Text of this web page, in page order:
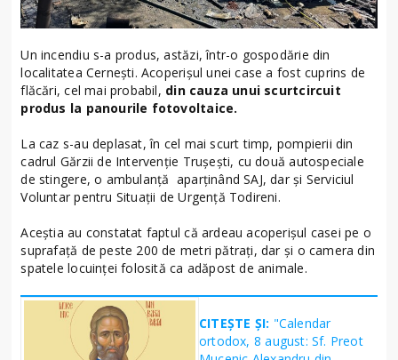
Un incendiu s-a produs, astăzi, într-o gospodărie din
localitatea Cernești. Acoperișul unei case a fost cuprins de
flăcări, cel mai probabil, din cauza unui scurtcircuit
produs la panourile fotovoltaice.
La caz s-au deplasat, în cel mai scurt timp, pompierii din
cadrul Gărzii de Intervenție Trușești, cu două autospeciale
de stingere, o ambulanță aparținând SAJ, dar și Serviciul
Voluntar pentru Situații de Urgență Todireni.
Aceștia au constatat faptul că ardeau acoperișul casei pe o
suprafață de peste 200 de metri pătrați, dar și o camera din
spatele locuinței folosită ca adăpost de animale.
CITEȘTE ȘI: "Calendar
ortodox, 8 august: Sf. Preot